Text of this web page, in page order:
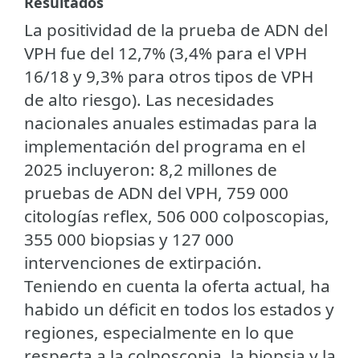
La positividad de la prueba de ADN del
VPH fue del 12,7% (3,4% para el VPH
16/18 y 9,3% para otros tipos de VPH
de alto riesgo). Las necesidades
nacionales anuales estimadas para la
implementación del programa en el
2025 incluyeron: 8,2 millones de
pruebas de ADN del VPH, 759 000
citologías reflex, 506 000 colposcopias,
355 000 biopsias y 127 000
intervenciones de extirpación.
Teniendo en cuenta la oferta actual, ha
habido un déficit en todos los estados y
regiones, especialmente en lo que